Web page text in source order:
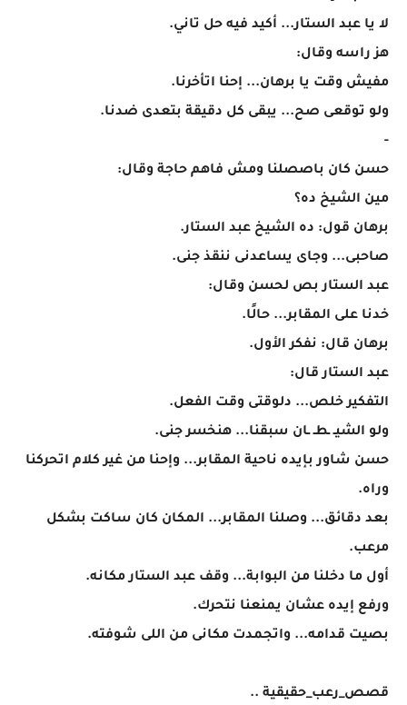
لا يا عبد الستار... أكيد فيه حل تاني.
هز راسه وقال:
مفيش وقت يا برهان... إحنا اتأخرنا.
ولو توقعى صح... يبقى كل دقيقة بتعدى ضدنا.
-
حسن كان باصصلنا ومش فاهم حاجة وقال:
مين الشيخ ده؟
برهان قول: ده الشيخ عبد الستار.
صاحبى... وجاى يساعدنى ننقذ جنى.
عبد الستار بص لحسن وقال:
خدنا على المقابر... حالًا.
برهان قال: نفكر الأول.
عبد الستار قال:
التفكير خلص... دلوقتى وقت الفعل.
ولو الشيـ ـطـ ـان سبقنا... هنخسر جنى.
حسن شاور بإيده ناحية المقابر... وإحنا من غير كلام اتحركنا
وراه.
بعد دقائق... وصلنا المقابر... المكان كان ساكت بشكل
مرعب.
أول ما دخلنا من البوابة... وقف عبد الستار مكانه.
ورفع إيده عشان يمنعنا نتحرك.
بصيت قدامه... واتجمدت مكانى من اللى شوفته.
قصص_رعب_حقيقية ..